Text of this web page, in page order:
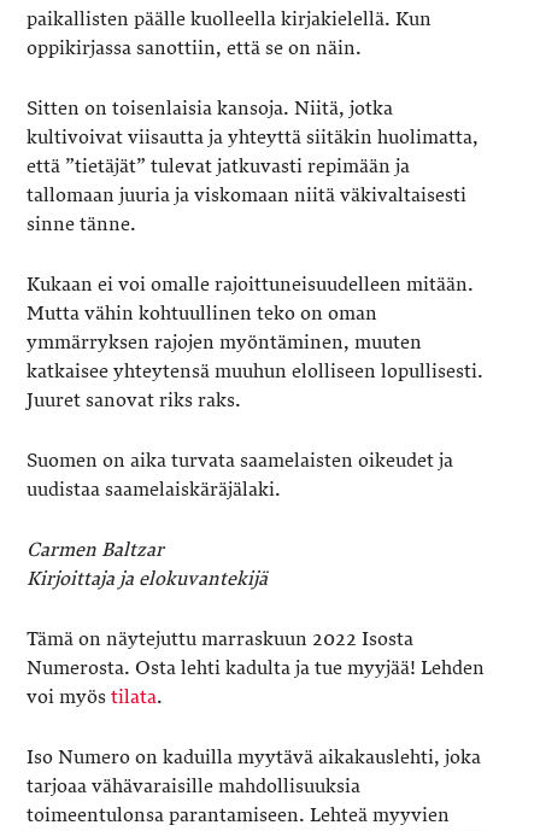
paikallisten päälle kuolleella kirjakielellä. Kun
oppikirjassa sanottiin, että se on näin.
Sitten on toisenlaisia kansoja. Niitä, jotka
kultivoivat viisautta ja yhteyttä siitäkin huolimatta,
että ”tietäjät” tulevat jatkuvasti repimään ja
tallomaan juuria ja viskomaan niitä väkivaltaisesti
sinne tänne.
Kukaan ei voi omalle rajoittuneisuudelleen mitään.
Mutta vähin kohtuullinen teko on oman
ymmärryksen rajojen myöntäminen, muuten
katkaisee yhteytensä muuhun elolliseen lopullisesti.
Juuret sanovat riks raks.
Suomen on aika turvata saamelaisten oikeudet ja
uudistaa saamelaiskäräjälaki.
Carmen Baltzar
Kirjoittaja ja elokuvantekijä
Tämä on näytejuttu marraskuun 2022 Isosta
Numerosta. Osta lehti kadulta ja tue myyjää! Lehden
voi myöstilata.
Iso Numero on kaduilla myytävä aikakauslehti, joka
tarjoaa vähävaraisille mahdollisuuksia
toimeentulonsa parantamiseen. Lehteä myyvien